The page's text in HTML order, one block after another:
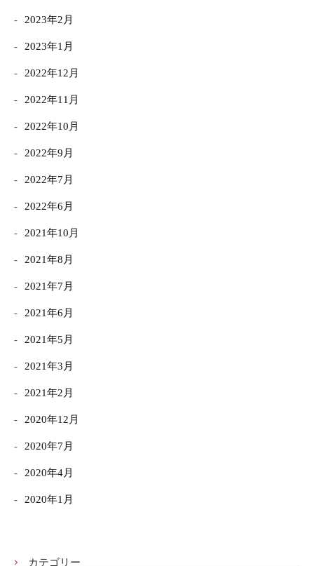
2023年2月
2023年1月
2022年12月
2022年11月
2022年10月
2022年9月
2022年7月
2022年6月
2021年10月
2021年8月
2021年7月
2021年6月
2021年5月
2021年3月
2021年2月
2020年12月
2020年7月
2020年4月
2020年1月
カテゴリー